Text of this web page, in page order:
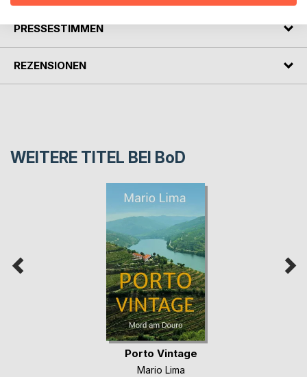
PRESSESTIMMEN
REZENSIONEN
WEITERE TITEL BEI BoD
Porto Vintage
Mario Lima